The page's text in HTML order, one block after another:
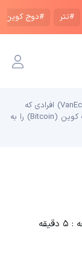
#تتر #دوج کوین
طبق گفته های شرکت (VanEck Exec) افرادی که
چک‌های طرح محرک اقتصادی را دریافت نکرده اند بیت کوین (Bitcoin) را به
: ۵ دقیقه